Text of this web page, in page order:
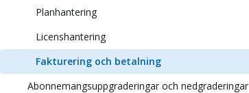
Planhantering
Licenshantering
Fakturering och betalning
Abonnemangsuppgraderingar och nedgraderingar